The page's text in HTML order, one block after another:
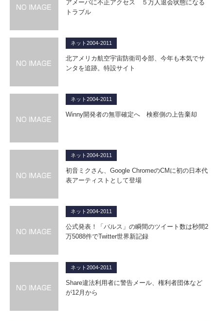
アメーバに不正アクセス ５万人退会状態になる
トラブル
ネット2004-2011
北アメリカ航空宇宙防衛司令部、今年も本気でサ
ンタを追跡。特設サイト
ネット2004-2011
Winny開発者の無罪確定へ 検察側の上告棄却
ネット2004-2011
初音ミクさん、Google ChromeのCMに初の日本代
表アーティストとして登場
ネット2004-2011
公式発表！「バルス」の瞬間のツイート数は秒間2
万5088件でTwitter世界新記録
ネット2004-2011
Share違法利用者に警告メール、権利者団体など
が12月から